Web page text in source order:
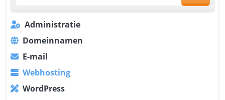
Administratie
Domeinnamen
E-mail
Webhosting
WordPress